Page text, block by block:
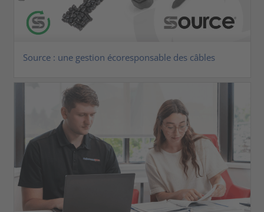
Source : une gestion écoresponsable des câbles